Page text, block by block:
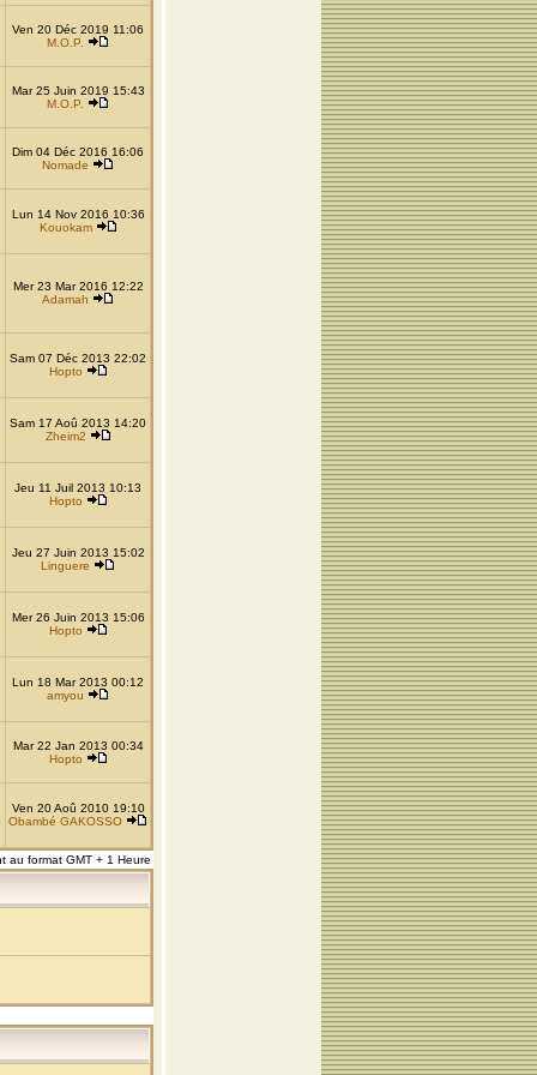
Ven 20 Déc 2019 11:06
M.O.P.
Mar 25 Juin 2019 15:43
M.O.P.
Dim 04 Déc 2016 16:06
Nomade
Lun 14 Nov 2016 10:36
Kouokam
Mer 23 Mar 2016 12:22
Adamah
Sam 07 Déc 2013 22:02
Hopto
Sam 17 Aoû 2013 14:20
Zheim2
Jeu 11 Juil 2013 10:13
Hopto
Jeu 27 Juin 2013 15:02
Linguere
Mer 26 Juin 2013 15:06
Hopto
Lun 18 Mar 2013 00:12
amyou
Mar 22 Jan 2013 00:34
Hopto
Ven 20 Aoû 2010 19:10
Obambé GAKOSSO
au format GMT + 1 Heure